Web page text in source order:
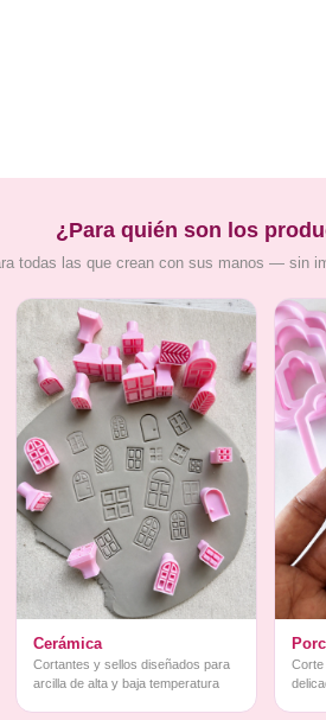
¿Para quién son los
todas las que crean con sus manos — sin
Cerámica
Cortantes y sellos diseñados para
arcilla de alta y baja temperatura
Corte